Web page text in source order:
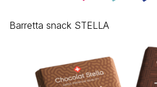
Barretta snack STELLA